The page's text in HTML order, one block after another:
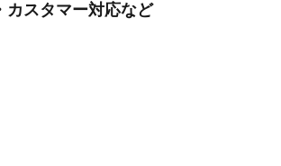
カスタマー対応など